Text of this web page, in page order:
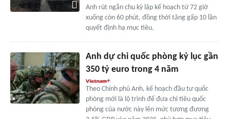
Anh rút ngắn chu kỳ lập kế hoạch từ 72 giờ
xuống còn 60 phút, đồng thời tăng gấp 10 lần
quyết định hạ mục tiêu.
Anh dự chi quốc phòng kỷ lục gần
350 tỷ euro trong 4 năm
Theo Chính phủ Anh, kế hoạch đầu tư quốc
phòng mới là lộ trình để đưa chi tiêu quốc
phòng của nước này lên mức tương đương